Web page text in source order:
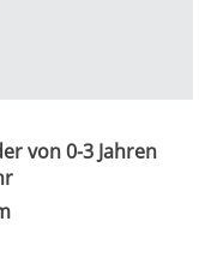
von 0-3 Jahren